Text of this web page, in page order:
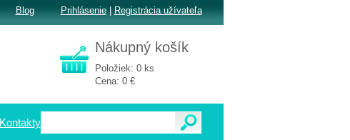
Kontakty
Blog
Nákupný košík
Položiek: 0 ks
Cena: 0 €
Prihlásenie| Registrácia užívateľa